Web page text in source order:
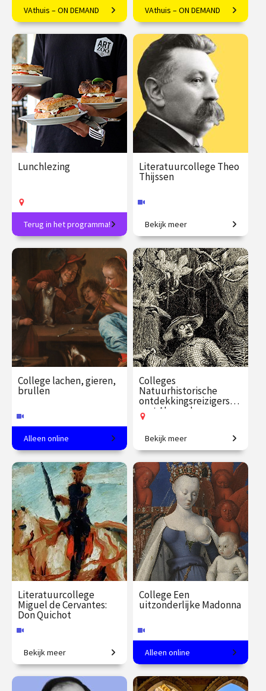
Componisten geïnspireerd
door het werk van 'the Bard'
€ 17.50
Speeltijd 1 uur
VAthuis
VAthuis – ON DEMAND
Arianna Deligianis over de
heldhaftige reis van Jason en
de Argonauten.
€ 17.50
4
afleveringen
Speeltijd 1 uur
VAthuis
VAthuis – ON DEMAND
Lunchlezing
Elke week een verrassend
onderwerp en inclusief
€ 24.50
vanaf 11
aug.
Op locatie
Terug in het programma!
Literatuurcollege Theo
Thijssen
De gelukkige klas.
€ 35.00
vanaf 23
aug.
Online
Bekijk meer
College lachen, gieren,
brullen
Kunsthistoricus Martijn
Pieters over humor in 16e en
17e-eeuwse kunst.
€ 35.00
vanaf 8
sep.
Online
Alleen online
Colleges
Natuurhistorische
ontdekkingsreizigers
met Alexander
Reeuwijk
In het spoor van de grote
natuurhistorische
ontdekkingsreizigers.
€ 109.00
vanaf 16
sep.
Op locatie
Bekijk meer
Literatuurcollege
Miguel de Cervantes:
Don Quichot
Een eeuwenoude satire.
Bekijk meer
College Een
uitzonderlijke Madonna
Martijn Pieters over
kunstenaar Fouquet en zijn
mecenas Chevalier.
Alleen online